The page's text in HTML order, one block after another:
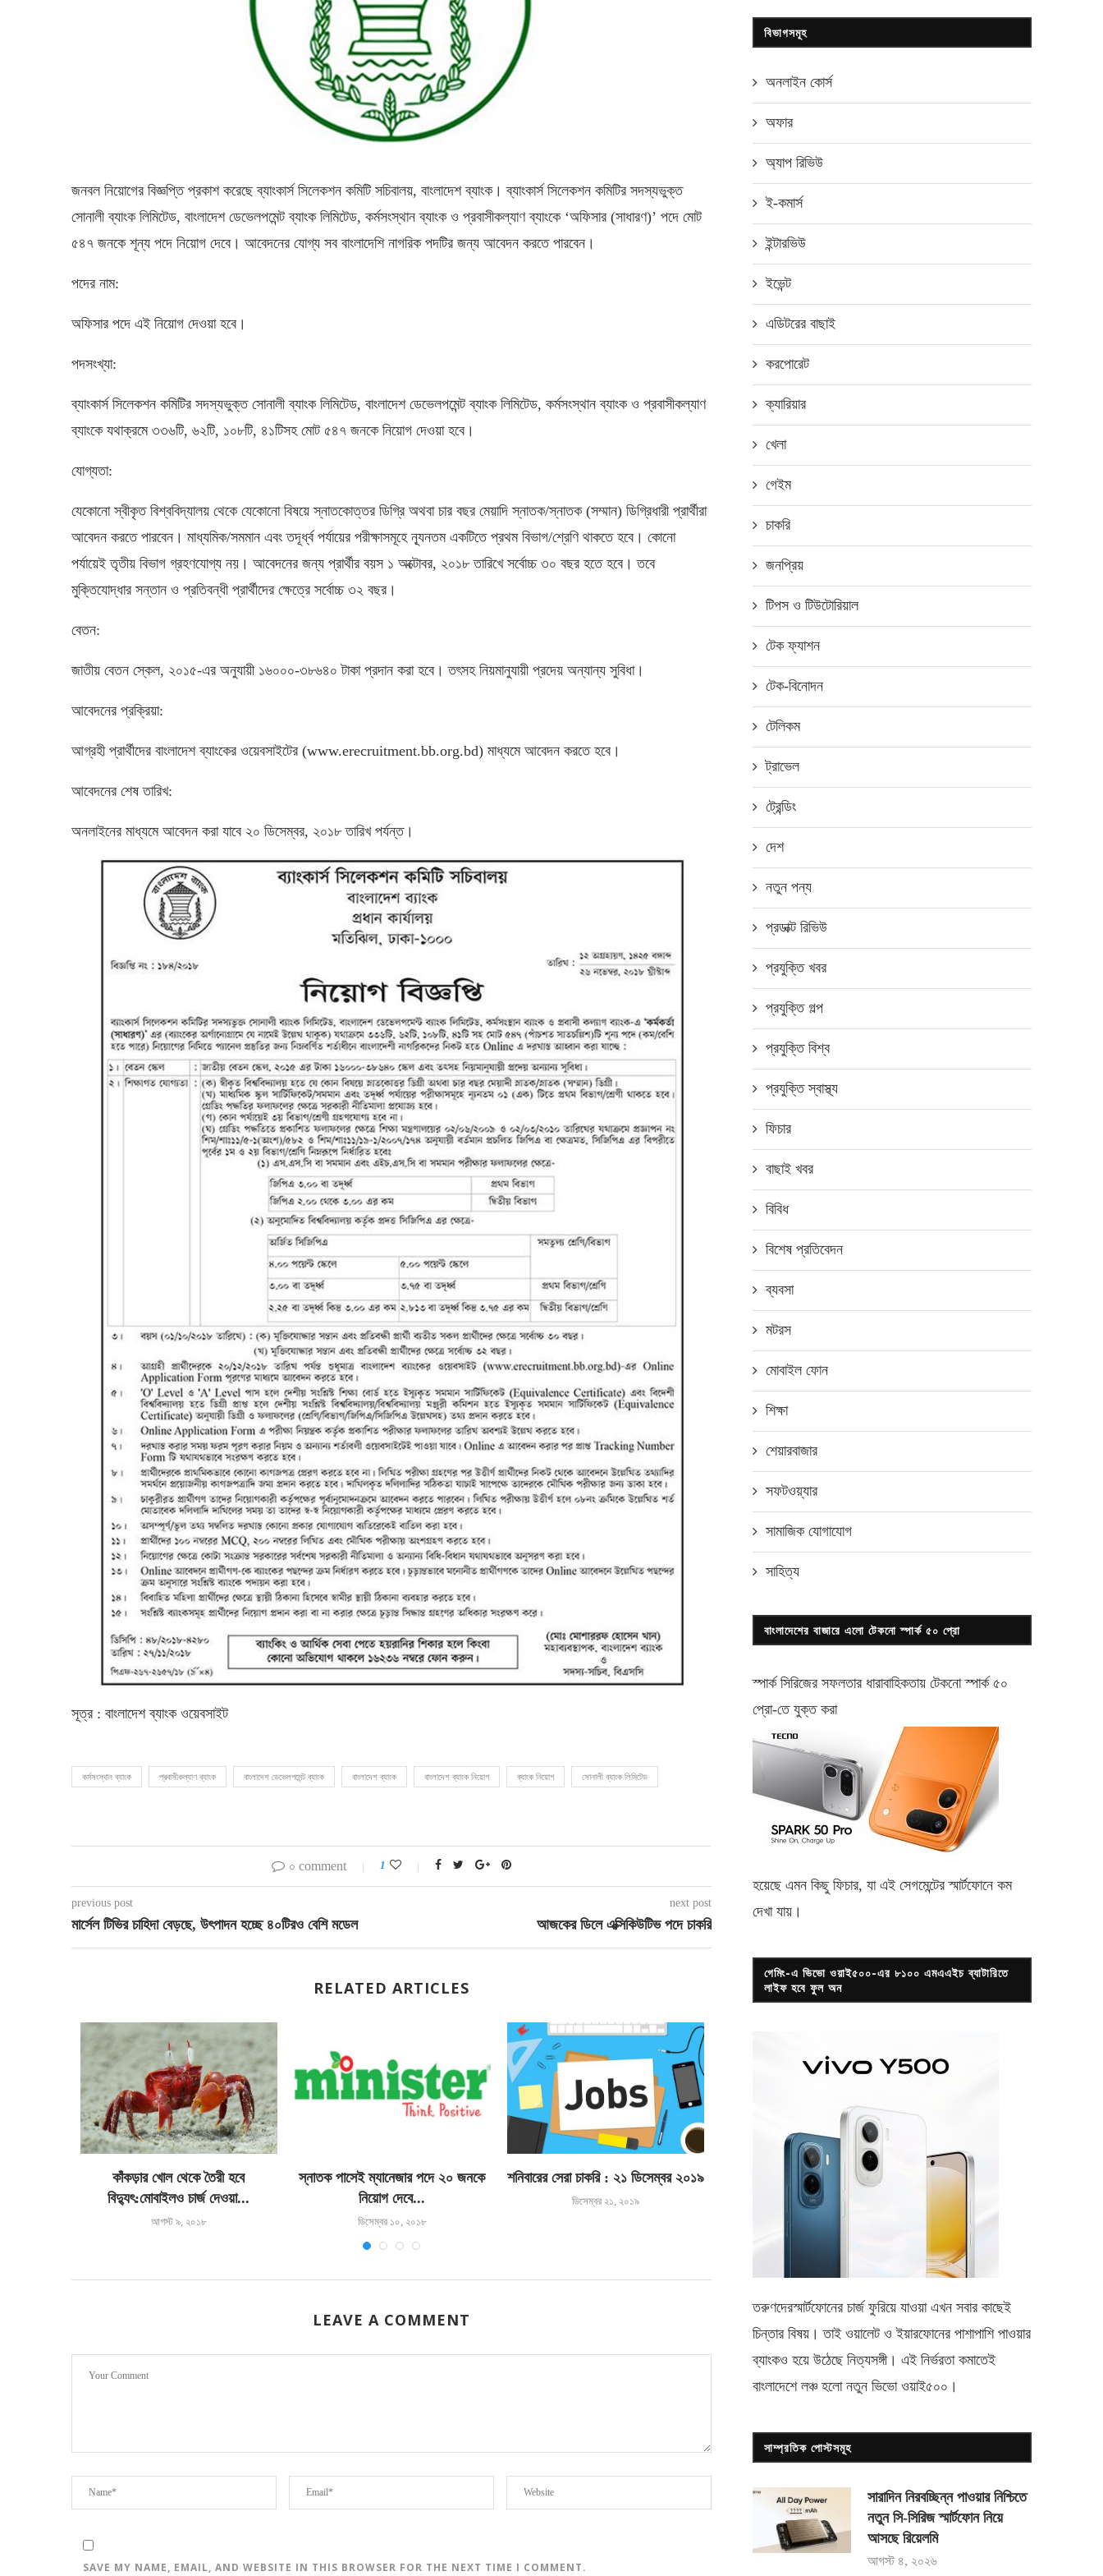
জনবল নিয়োগের বিজ্ঞপ্তি প্রকাশ করেছে ব্যাংকার্স সিলেকশন কমিটি সচিবালয়, বাংলাদেশ ব্যাংক। ব্যাংকার্স সিলেকশন কমিটির সদস্যভুক্ত
সোনালী ব্যাংক লিমিটেড, বাংলাদেশ ডেভেলপমেন্ট ব্যাংক লিমিটেড, কর্মসংস্থান ব্যাংক ও প্রবাসীকল্যাণ ব্যাংকে ‘অফিসার (সাধারণ)’ পদে মোট
৫৪৭ জনকে শূন্য পদে নিয়োগ দেবে। আবেদনের যোগ্য সব বাংলাদেশি নাগরিক পদটির জন্য আবেদন করতে পারবেন।
পদের নাম:
অফিসার পদে এই নিয়োগ দেওয়া হবে।
পদসংখ্যা:
ব্যাংকার্স সিলেকশন কমিটির সদস্যভুক্ত সোনালী ব্যাংক লিমিটেড, বাংলাদেশ ডেভেলপমেন্ট ব্যাংক লিমিটেড, কর্মসংস্থান ব্যাংক ও প্রবাসীকল্যাণ
ব্যাংকে যথাক্রমে ৩৩৬টি, ৬২টি, ১০৮টি, ৪১টিসহ মোট ৫৪৭ জনকে নিয়োগ দেওয়া হবে।
যোগ্যতা:
যেকোনো স্বীকৃত বিশ্ববিদ্যালয় থেকে যেকোনো বিষয়ে স্নাতকোত্তর ডিগ্রি অথবা চার বছর মেয়াদি স্নাতক/স্নাতক (সম্মান) ডিগ্রিধারী প্রার্থীরা
আবেদন করতে পারবেন। মাধ্যমিক/সমমান এবং তদূর্ধ্ব পর্যায়ের পরীক্ষাসমূহে ন্যূনতম একটিতে প্রথম বিভাগ/শ্রেণি থাকতে হবে। কোনো
পর্যায়েই তৃতীয় বিভাগ গ্রহণযোগ্য নয়। আবেদনের জন্য প্রার্থীর বয়স ১ অক্টোবর, ২০১৮ তারিখে সর্বোচ্চ ৩০ বছর হতে হবে। তবে
মুক্তিযোদ্ধার সন্তান ও প্রতিবন্ধী প্রার্থীদের ক্ষেত্রে সর্বোচ্চ ৩২ বছর।
বেতন:
জাতীয় বেতন স্কেল, ২০১৫-এর অনুযায়ী ১৬০০০-৩৮৬৪০ টাকা প্রদান করা হবে। তৎসহ নিয়মানুযায়ী প্রদেয় অন্যান্য সুবিধা।
আবেদনের প্রক্রিয়া:
আগ্রহী প্রার্থীদের বাংলাদেশ ব্যাংকের ওয়েবসাইটের (www.erecruitment.bb.org.bd) মাধ্যমে আবেদন করতে হবে।
আবেদনের শেষ তারিখ:
অনলাইনের মাধ্যমে আবেদন করা যাবে ২০ ডিসেম্বর, ২০১৮ তারিখ পর্যন্ত।
সূত্র : বাংলাদেশ ব্যাংক ওয়েবসাইট
কর্মসংস্থান ব্যাংক প্রবাসীকল্যাণ ব্যাংক বাংলাদেশ ডেভেলপমেন্ট ব্যাংক বাংলাদেশ ব্যাংক বাংলাদেশ ব্যাংক নিয়োগ ব্যাংক নিয়োগ সোনালী ব্যাংক লিমিটেড
০ comment 1
previous post
মার্সেল টিভির চাহিদা বেড়ছে, উৎপাদন হচ্ছে ৪০টিরও বেশি মডেল
next post
আজকের ডিলে এক্সিকিউটিভ পদে চাকরি
RELATED ARTICLES
কাঁকড়ার খোল থেকে তৈরী হবে
বিদ্যুৎ:মোবাইলও চার্জ দেওয়া...
আগস্ট ৯, ২০১৮
স্নাতক পাসেই ম্যানেজার পদে ২০ জনকে
নিয়োগ দেবে...
ডিসেম্বর ১০, ২০১৮
শনিবারের সেরা চাকরি : ২১ ডিসেম্বর ২০১৯
ডিসেম্বর ২১, ২০১৯
মেঘনা গ্রুপ নিয়োগ দেবে ৩৪০ জনকে
নভেম্বর ১৬, ২০১৮
LEAVE A COMMENT
SAVE MY NAME, EMAIL, AND WEBSITE IN THIS BROWSER FOR THE NEXT TIME I COMMENT.
বিভাগসমূহ
অনলাইন কোর্স
অফার
অ্যাপ রিভিউ
ই-কমার্স
ইন্টারভিউ
ইভেন্ট
এডিটরের বাছাই
করপোরেট
ক্যারিয়ার
খেলা
গেইম
চাকরি
জনপ্রিয়
টিপস ও টিউটোরিয়াল
টেক ফ্যাশন
টেক-বিনোদন
টেলিকম
ট্রাভেল
ট্রেন্ডিং
দেশ
নতুন পন্য
প্রডাক্ট রিভিউ
প্রযুক্তি খবর
প্রযুক্তি গল্প
প্রযুক্তি বিশ্ব
প্রযুক্তি স্বাস্থ্য
ফিচার
বাছাই খবর
বিবিধ
বিশেষ প্রতিবেদন
ব্যবসা
মটরস
মোবাইল ফোন
শিক্ষা
শেয়ারবাজার
সফটওয়্যার
সামাজিক যোগাযোগ
সাহিত্য
বাংলাদেশের বাজারে এলো টেকনো স্পার্ক ৫০ প্রো
স্পার্ক সিরিজের সফলতার ধারাবাহিকতায় টেকনোস্পার্ক ৫০
প্রো-তে যুক্ত করা
হয়েছে এমন কিছু ফিচার, যা এই সেগমেন্টের স্মার্টফোনে কম
দেখা যায়।
গেমিং-এ ভিভো ওয়াই৫০০-এর ৮১০০ এমএএইচ ব্যাটারিতে
লাইফ হবে ফুল অন
তরুণদেরস্মার্টফোনের চার্জ ফুরিয়ে যাওয়া এখন সবার কাছেই
চিন্তার বিষয়। তাই ওয়ালেট ও ইয়ারফোনের পাশাপাশি পাওয়ার
ব্যাংকও হয়ে উঠেছে নিত্যসঙ্গী। এই নির্ভরতা কমাতেই
বাংলাদেশে লঞ্চ হলো নতুন ভিভো ওয়াই৫০০ ।
সাম্প্রতিক পোস্টসমূহ
সারাদিন নিরবচ্ছিন্ন পাওয়ার নিশ্চিতে
নতুন সি-সিরিজ স্মার্টফোন নিয়ে
আসছে রিয়েলমি
আগস্ট ৪, ২০২৬